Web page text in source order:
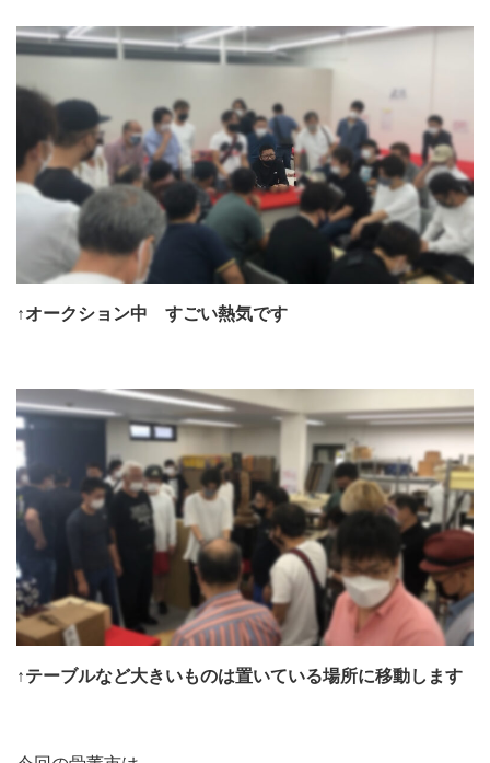
↑オークション中 すごい熱気です
↑テーブルなど大きいものは置いている場所に移動します